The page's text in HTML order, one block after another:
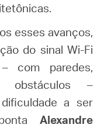
esses avanços,
do sinal Wi-Fi
com paredes,
obstáculos –
a ser
Alexandre